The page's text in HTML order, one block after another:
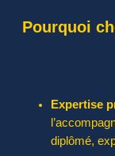
Pourquoi
Expertise
diplômé,